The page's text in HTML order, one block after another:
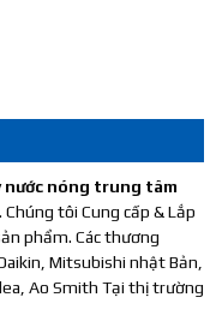
nước nóng trung tâm
tôi Cung cấp & Lắp
phẩm. Các thương
Mitsubishi nhật Bản,
Ao Smith Tại thị trường